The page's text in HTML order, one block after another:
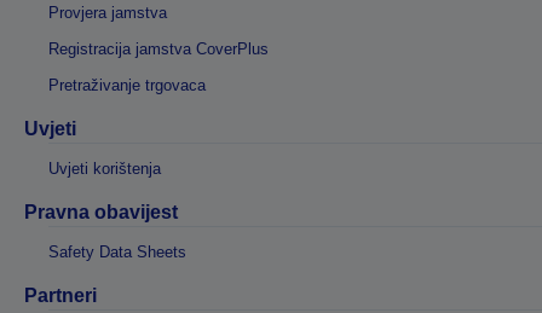
Provjera jamstva
Registracija jamstva CoverPlus
Pretraživanje trgovaca
Uvjeti
Uvjeti korištenja
Pravna obavijest
Safety Data Sheets
Partneri